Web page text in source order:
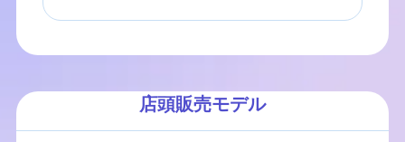
店頭販売モデル